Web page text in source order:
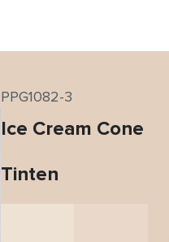
PPG1082-3
Ice Cream Cone
Tinten